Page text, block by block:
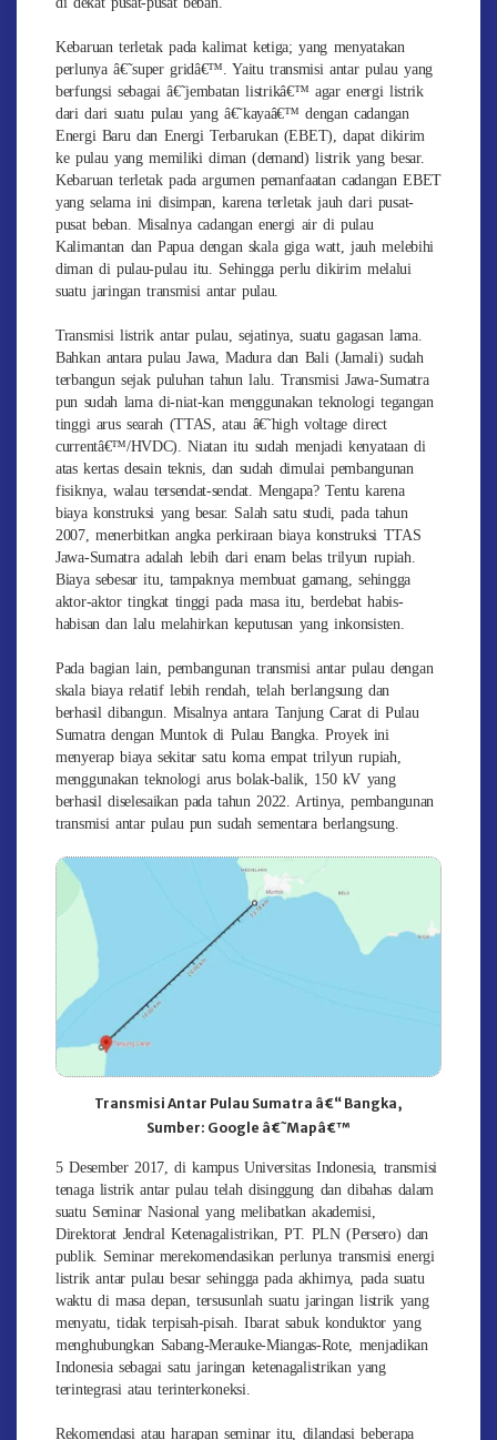
Kebaruan terletak pada kalimat ketiga; yang menyatakan
perlunya â€˜super gridâ€™. Yaitu transmisi antar pulau yang
berfungsi sebagai â€˜jembatan listrikâ€™ agar energi listrik
dari dari suatu pulau yang â€˜kayaâ€™ dengan cadangan
Energi Baru dan Energi Terbarukan (EBET), dapat dikirim
ke pulau yang memiliki diman (demand) listrik yang besar.
Kebaruan terletak pada argumen pemanfaatan cadangan EBET
yang selama ini disimpan, karena terletak jauh dari pusat-
pusat beban. Misalnya cadangan energi air di pulau
Kalimantan dan Papua dengan skala giga watt, jauh melebihi
diman di pulau-pulau itu. Sehingga perlu dikirim melalui
suatu jaringan transmisi antar pulau.
Transmisi listrik antar pulau, sejatinya, suatu gagasan lama.
Bahkan antara pulau Jawa, Madura dan Bali (Jamali) sudah
terbangun sejak puluhan tahun lalu. Transmisi Jawa-Sumatra
pun sudah lama di-niat-kan menggunakan teknologi tegangan
tinggi arus searah (TTAS, atau â€˜high voltage direct
currentâ€™/HVDC). Niatan itu sudah menjadi kenyataan di
atas kertas desain teknis, dan sudah dimulai pembangunan
fisiknya, walau tersendat-sendat. Mengapa? Tentu karena
biaya konstruksi yang besar. Salah satu studi, pada tahun
2007, menerbitkan angka perkiraan biaya konstruksi TTAS
Jawa-Sumatra adalah lebih dari enam belas trilyun rupiah.
Biaya sebesar itu, tampaknya membuat gamang, sehingga
aktor-aktor tingkat tinggi pada masa itu, berdebat habis-
habisan dan lalu melahirkan keputusan yang inkonsisten.
Pada bagian lain, pembangunan transmisi antar pulau dengan
skala biaya relatif lebih rendah, telah berlangsung dan
berhasil dibangun. Misalnya antara Tanjung Carat di Pulau
Sumatra dengan Muntok di Pulau Bangka. Proyek ini
menyerap biaya sekitar satu koma empat trilyun rupiah,
menggunakan teknologi arus bolak-balik, 150 kV yang
berhasil diselesaikan pada tahun 2022. Artinya, pembangunan
transmisi antar pulau pun sudah sementara berlangsung.
Transmisi Antar Pulau Sumatra â€“ Bangka,
Sumber: Google â€˜Mapâ€™
5 Desember 2017, di kampus Universitas Indonesia, transmisi
tenaga listrik antar pulau telah disinggung dan dibahas dalam
suatu Seminar Nasional yang melibatkan akademisi,
Direktorat Jendral Ketenagalistrikan, PT. PLN (Persero) dan
publik. Seminar merekomendasikan perlunya transmisi energi
listrik antar pulau besar sehingga pada akhirnya, pada suatu
waktu di masa depan, tersusunlah suatu jaringan listrik yang
menyatu, tidak terpisah-pisah. Ibarat sabuk konduktor yang
menghubungkan Sabang-Merauke-Miangas-Rote, menjadikan
Indonesia sebagai satu jaringan ketenagalistrikan yang
terintegrasi atau terinterkoneksi.
Rekomendasi atau harapan seminar itu, dilandasi beberapa